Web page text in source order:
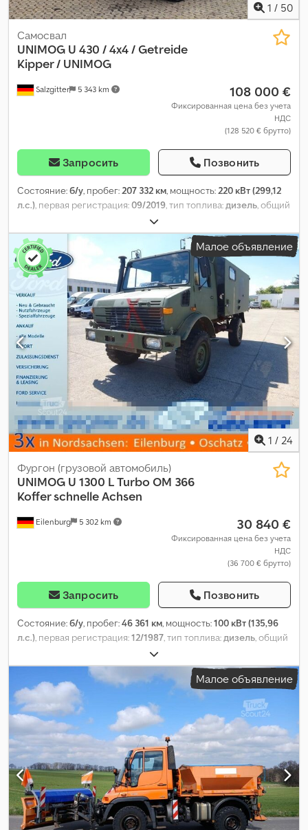
1 / 50
Salzgitter 5 343 km
Самосвал
UNIMOG U 430 / 4x4 / Getreide
Kipper / UNIMOG
108 000 €
Фиксированная цена без учета
НДС
(128 520 € брутто)
Запросить Позвонить
Состояние:б/у, пробег:207 332 км, мощность:220 кВт (299,12
л.с.), первая регистрация:09/2019, тип топлива:дизель, общий
, конфигурация осей:
передачи:автоматический, Оборудование:кондиционер,
Малое объявление
1 / 24
Eilenburg 5 302 km
Фургон (грузовой автомобиль)
UNIMOG U 1300 L Turbo OM 366
Koffer schnelle Achsen
30 840 €
Фиксированная цена без учета
НДС
(36 700 € брутто)
Запросить Позвонить
Состояние:б/у, пробег:46 361 км, мощность:100 кВт (135,96
л.с.), первая регистрация:12/1987, тип топлива:дизель, общий
, тип передачи:
количество мест:3, общая длина:5 735 мм, общая ширина:
2 345 мм , общая высота:3 010 мм , Оборудование: полный
привод
Малое объявление